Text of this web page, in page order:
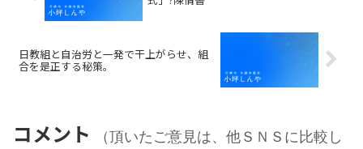
日教組と自治労と一発で干上がらせ、組
合を是正する秘策。
コメント
（頂いたご意見は、他ＳＮＳに比較し